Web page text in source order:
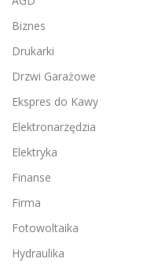
Biznes
Drukarki
Drzwi Garażowe
Ekspres do Kawy
Elektronarzędzia
Elektryka
Finanse
Firma
Fotowoltaika
Hydraulika